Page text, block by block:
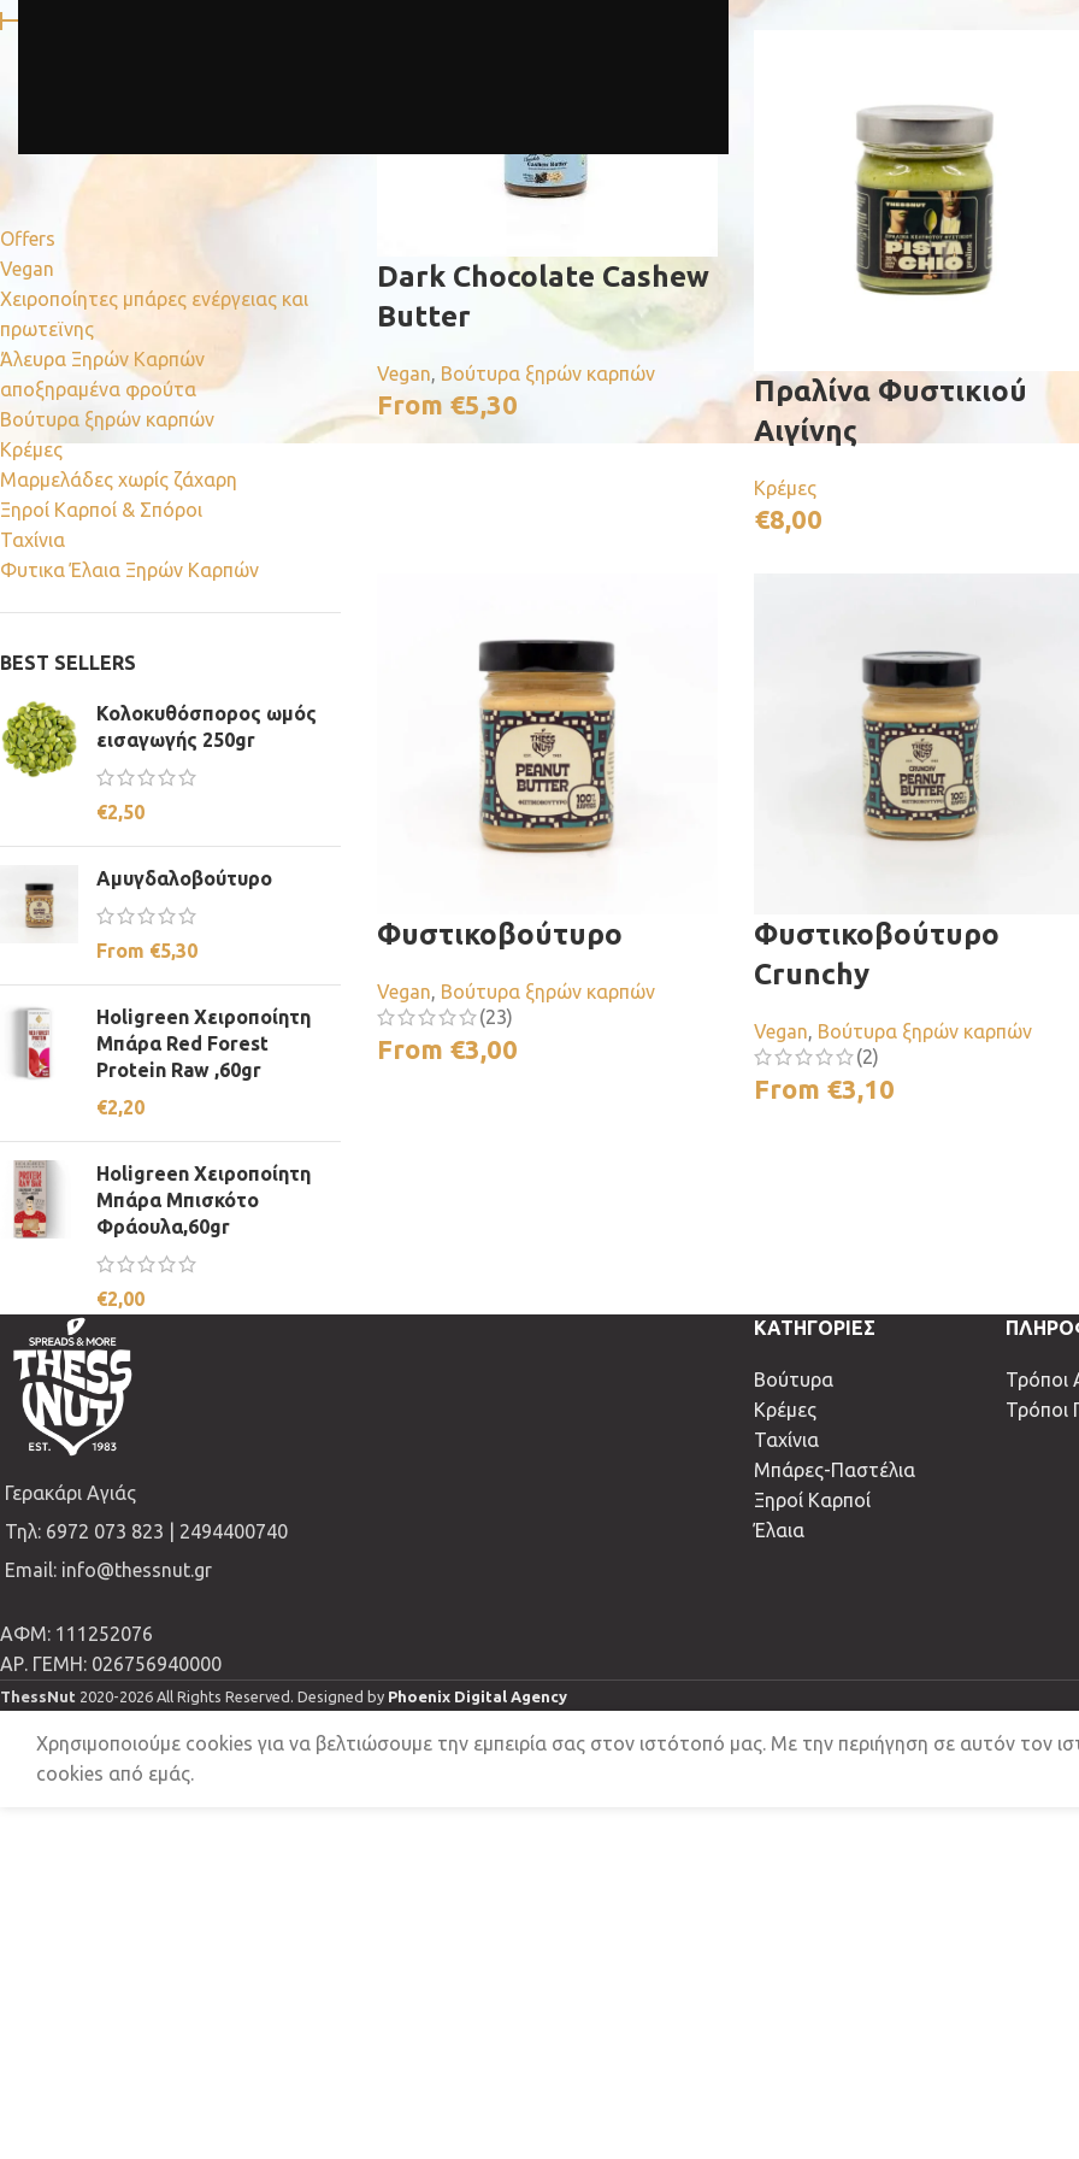
ΚΑΤΗΓΟΡΙΕΣ
Offers
Vegan
Xειροποίητες μπάρες ενέργειας και
πρωτεϊνης
Άλευρα Ξηρών Καρπών
αποξηραμένα φρούτα
Βούτυρα ξηρών καρπών
Κρέμες
Μαρμελάδες χωρίς ζάχαρη
Ξηροί Καρποί & Σπόροι
Ταχίνια
Φυτικα Έλαια Ξηρών Καρπών
BEST SELLERS
Κολοκυθόσπορος ωμός
εισαγωγής 250gr
€2,50
Αµυγδαλοβούτυρο
From €5,30
Holigreen Χειροποίητη
Μπάρα Red Forest
Protein Raw ,60gr
€2,20
Holigreen Χειροποίητη
Μπάρα Μπισκότο
Φράουλα,60gr
€2,00
Dark Chocolate Cashew
Butter
Vegan, Βούτυρα ξηρών καρπών
From €5,30
Πραλίνα Φυστικιού
Αιγίνης
Κρέμες
€8,00
Φυστικοβούτυρο
Vegan, Βούτυρα ξηρών καρπών
(23)
From €3,00
Φυστικοβούτυρο
Crunchy
Vegan, Βούτυρα ξηρών καρπών
(2)
From €3,10
Γερακάρι Αγιάς
Τηλ: 6972 073 823 | 2494400740
Email: info@thessnut.gr
ΑΦΜ: 111252076
ΑΡ. ΓΕΜΗ: 026756940000
ΚΑΤΗΓΟΡΙΕΣ
Βούτυρα
Κρέμες
Ταχίνια
Μπάρες-Παστέλια
Ξηροί Καρποί
Έλαια
Τρόποι
Τρόποι
ThessNut 2020-2026 All Rights Reserved. Designed by Phoenix Digital Agency
Χρησιμοποιούμε cookies για να βελτιώσουμε την εμπειρία σας στον ιστότοπό μας. Με την περιήγηση σε αυτόν τον
cookies από εμάς.